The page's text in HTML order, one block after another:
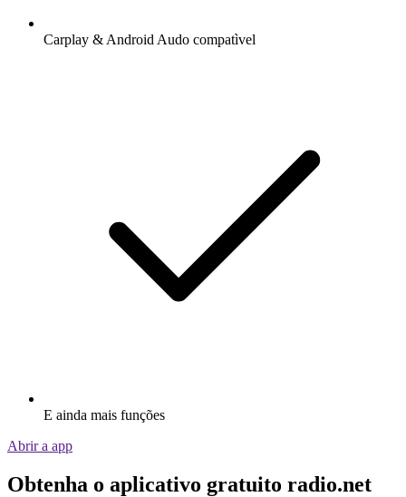
Carplay & Android Audo compatìvel
E ainda mais funções
Abrir a app
Obtenha o aplicativo gratuito radio.net